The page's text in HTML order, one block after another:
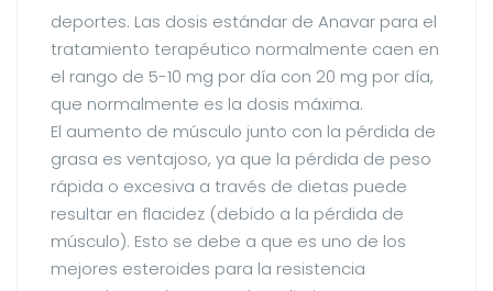
deportes. Las dosis estándar de Anavar para el
tratamiento terapéutico normalmente caen en
el rango de 5-10 mg por día con 20 mg por día,
que normalmente es la dosis máxima.
El aumento de músculo junto con la pérdida de
grasa es ventajoso, ya que la pérdida de peso
rápida o excesiva a través de dietas puede
resultar en flacidez (debido a la pérdida de
músculo). Esto se debe a que es uno de los
mejores esteroides para la resistencia